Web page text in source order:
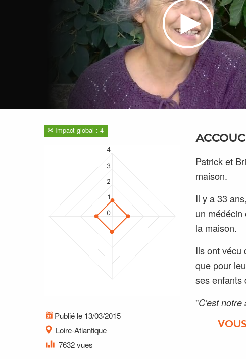
Impact global : 4
0
1
2
3
4
Publié le 13/03/2015
Loire-Atlantique
7632 vues
Patrick et
maison.
Il y a 33
un
la maison.
Ils ont vécu
que pour
ses enfants
"C'est notre